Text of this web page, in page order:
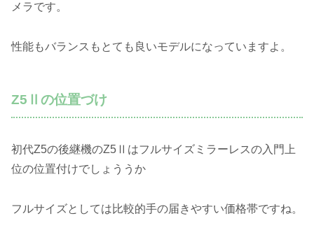
メラです。
性能もバランスもとても良いモデルになっていますよ。
Z5Ⅱの位置づけ
初代Z5の後継機のZ5Ⅱはフルサイズミラーレスの入門上
位の位置付けでしょううか
フルサイズとしては比較的手の届きやすい価格帯ですね。